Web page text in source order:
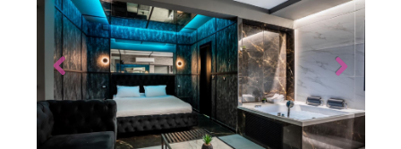
חדרים לפי שעה בדובב
חדרים לפי שעה בדור
חדרים לפי שעה בדישון
חדרים לפי שעה בדלתון